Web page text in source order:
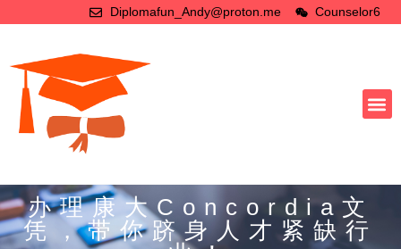
Diplomafun_Andy@proton.me Counselor6
办理康大Concordia文
凭，带你跻身人才紧缺行